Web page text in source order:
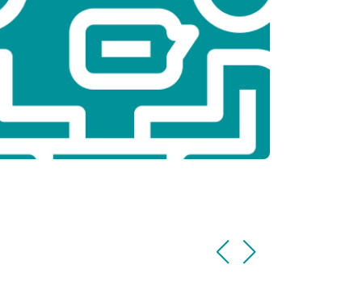
1500 ₽ Заказать
Заказать
3990 ₽